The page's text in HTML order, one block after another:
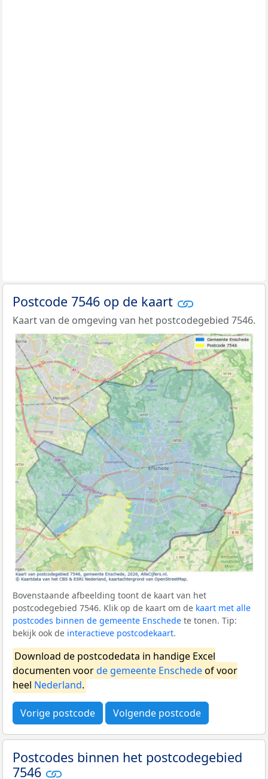
Postcode 7546 op de kaart
Kaart van de omgeving van het postcodegebied 7546.
Bovenstaande afbeelding toont de kaart van het
postcodegebied 7546. Klik op de kaart om de kaart met alle
postcodes binnen de gemeente Enschede te tonen. Tip:
bekijk ook de interactieve postcodekaart.
Download de postcodedata in handige Excel
documenten voorde gemeente Enschedeof voor
heel Nederland.
Vorige postcode Volgende postcode
Postcodes binnen het postcodegebied
7546